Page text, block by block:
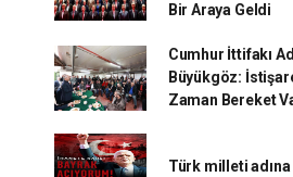
Bir Araya Geldi
Cumhur İttifakı
Büyükgöz:
Zaman Bereket
Türk milleti